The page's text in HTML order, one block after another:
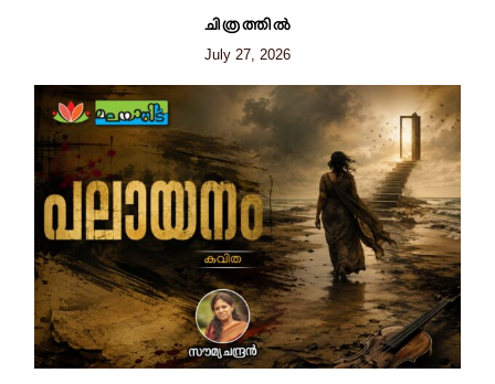
ചിത്രത്തില്‍
July 27, 2026